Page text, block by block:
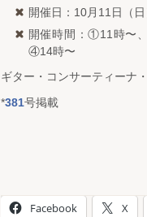
開催日：10月11日（日
開催時間：①11時〜
④14時〜
ギター・コンサーティーナ
*381号掲載
Facebook X